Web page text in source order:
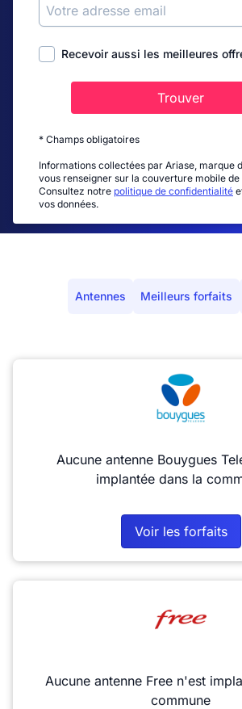
Recevoir aussi les meilleures
Trouver
* Champs obligatoires
Informations collectées par Ariase, marque
vous renseigner sur la couverture mobile
Consultez notre politique de confidentialité
vos données.
Antennes Meilleurs forfaits
Aucune antenne Bouygues
implantée dans la
Voir les forfaits
Aucune antenne Free n'est
commune